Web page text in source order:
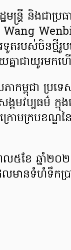
ន្ត្រី និងជាប្រធ
Wang
ទូតរបស់ចិនថ្មីរូ
គ្នាជាយូរមក
ាកម្ពុជា ប្រទ
គមវប្បធម៌ ក្នុង
ោមក្របខណ្ឌនៃ
ល៥ខែ ឆ្នាំ២០
លមានទំហំទឹកប្